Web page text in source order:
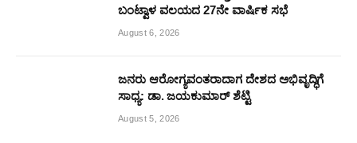
ಬಂಟ್ವಾಳ ವಲಯದ 27ನೇ ವಾರ್ಷಿಕ ಸಭೆ
August 6, 2026
ಜನರು ಆರೋಗ್ಯವಂತರಾದಾಗ ದೇಶದ ಅಭಿವೃದ್ಧಿಗೆ
ಸಾಧ್ಯ: ಡಾ. ಜಯಕುಮಾರ್ ಶೆಟ್ಟಿ
August 5, 2026